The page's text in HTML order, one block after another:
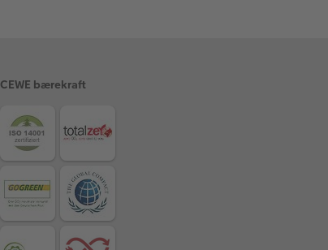
CEWE bærekraft